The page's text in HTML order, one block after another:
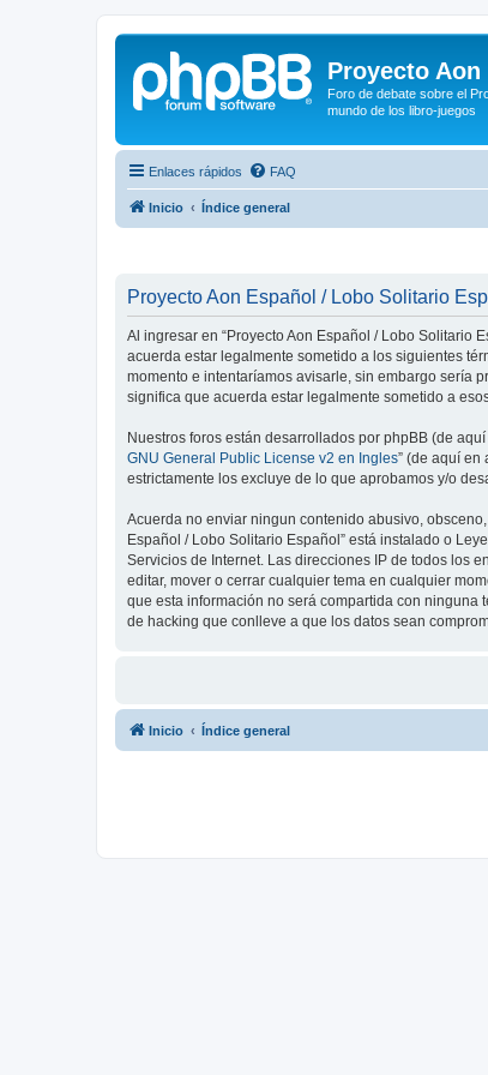
Proyecto
Foro de debate sobre el
mundo de los libro-juegos
Enlaces rápidos FAQ
Inicio Índice general
Proyecto Aon Español / Lobo Solitario
Al ingresar en “Proyecto Aon Español / Lobo Solitario
acuerda estar legalmente sometido a los siguientes
momento e intentaríamos avisarle, sin embargo sería
significa que acuerda estar legalmente sometido a
Nuestros foros están desarrollados por phpBB (de aquí
GNU General Public License v2 en Ingles” (de aquí en
estrictamente los excluye de lo que aprobamos y/o
Acuerda no enviar ningun contenido abusivo,
Español / Lobo Solitario Español” está instalado o
Servicios de Internet. Las direcciones IP de todos los
editar, mover o cerrar cualquier tema en cualquier
que esta información no será compartida con ninguna
de hacking que conlleve a que los datos sean
Inicio Índice general